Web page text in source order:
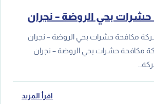
بحي الروضة – نجران
المقال 1. شركة مكافحة حشرات بحي الروضة – نجران
المنازل2. شركة مكافحة حشرات بحي الروضة – نجران
اقرأ المزيد